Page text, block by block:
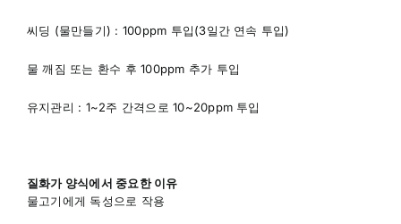
씨딩 (물만들기) : 100ppm 투입(3일간 연속 투입)
물 깨짐 또는 환수 후 100ppm 추가 투입
유지관리 : 1~2주 간격으로 10~20ppm 투입
질화가 양식에서 중요한 이유
물고기에게 독성으로 작용